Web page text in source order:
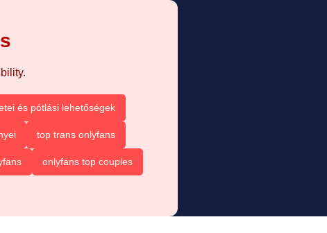
és pótlási lehetőségek
top trans onlyfans
onlyfans top couples